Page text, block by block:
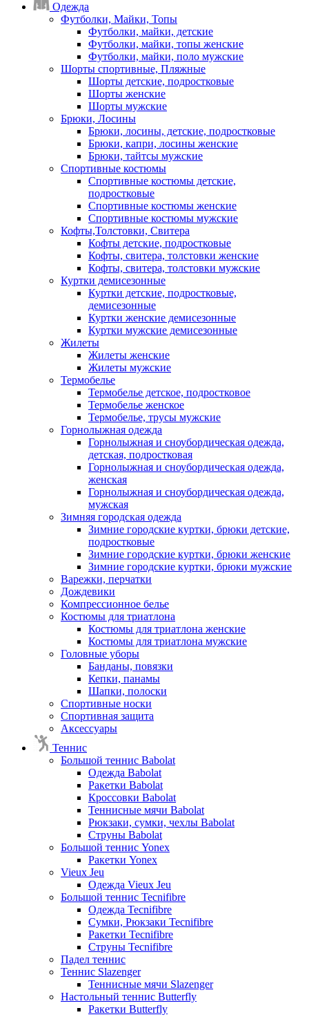
Одежда
Футболки, Майки, Топы
Футболки, майки, детские
Футболки, майки, топы женские
Футболки, майки, поло мужские
Шорты спортивные, Пляжные
Шорты детские, подростковые
Шорты женские
Шорты мужские
Брюки, Лосины
Брюки, лосины, детские, подростковые
Брюки, капри, лосины женские
Брюки, тайтсы мужские
Спортивные костюмы
Спортивные костюмы детские,
подростковые
Спортивные костюмы женские
Спортивные костюмы мужские
Кофты,Толстовки, Свитера
Кофты детские, подростковые
Кофты, свитера, толстовки женские
Кофты, свитера, толстовки мужские
Куртки демисезонные
Куртки детские, подростковые,
демисезонные
Куртки женские демисезонные
Куртки мужские демисезонные
Жилеты
Жилеты женские
Жилеты мужские
Термобелье
Термобелье детское, подростковое
Термобелье женское
Термобелье, трусы мужские
Горнолыжная одежда
Горнолыжная и сноубордическая одежда,
детская, подростковая
Горнолыжная и сноубордическая одежда,
женская
Горнолыжная и сноубордическая одежда,
мужская
Зимняя городская одежда
Зимние городские куртки, брюки детские,
подростковые
Зимние городские куртки, брюки женские
Зимние городские куртки, брюки мужские
Варежки, перчатки
Дождевики
Компрессионное белье
Костюмы для триатлона
Костюмы для триатлона женские
Костюмы для триатлона мужские
Головные уборы
Банданы, повязки
Кепки, панамы
Шапки, полоски
Спортивные носки
Спортивная защита
Аксессуары
Теннис
Большой теннис Babolat
Одежда Babolat
Ракетки Babolat
Кроссовки Babolat
Теннисные мячи Babolat
Рюкзаки, сумки, чехлы Babolat
Струны Babolat
Большой теннис Yonex
Ракетки Yonex
Vieux Jeu
Одежда Vieux Jeu
Большой теннис Tecnifibre
Одежда Tecnifibre
Сумки, Рюкзаки Tecnifibre
Ракетки Tecnifibre
Струны Tecnifibre
Падел теннис
Теннис Slazenger
Теннисные мячи Slazenger
Настольный теннис Butterfly
Ракетки Butterfly